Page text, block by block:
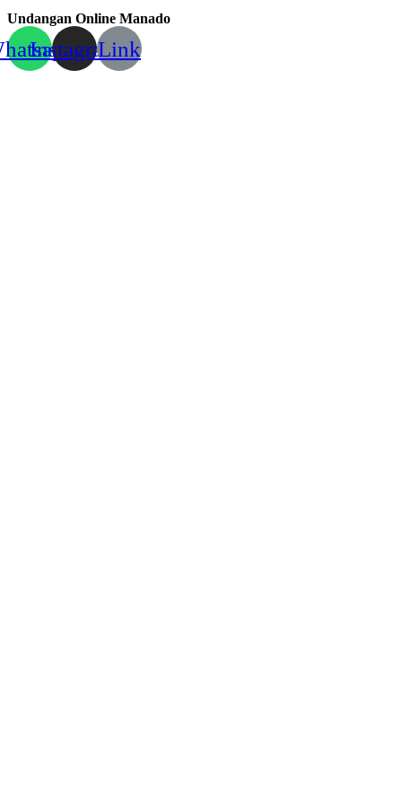
Undangan Online Manado
InstagramLink